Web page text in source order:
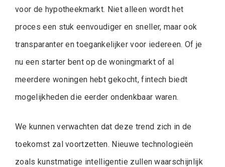
voor de hypotheekmarkt. Niet alleen wordt het
proces een stuk eenvoudiger en sneller, maar ook
transparanter en toegankelijker voor iedereen. Of je
nu een starter bent op de woningmarkt of al
meerdere woningen hebt gekocht, fintech biedt
mogelijkheden die eerder ondenkbaar waren.
We kunnen verwachten dat deze trend zich in de
toekomst zal voortzetten. Nieuwe technologieën
zoals kunstmatige intelligentie zullen waarschijnlijk